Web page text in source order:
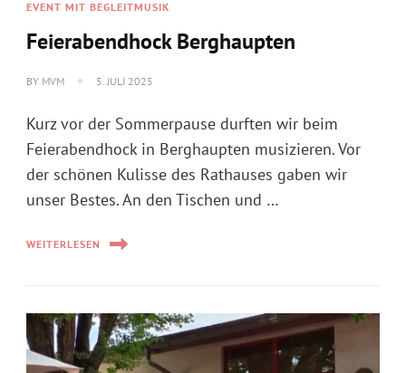
EVENT MIT BEGLEITMUSIK
Feierabendhock Berghaupten
BY MVM 5. JULI 2025
Kurz vor der Sommerpause durften wir beim
Feierabendhock in Berghaupten musizieren. Vor
der schönen Kulisse des Rathauses gaben wir
unser Bestes. An den Tischen und …
WEITERLESEN